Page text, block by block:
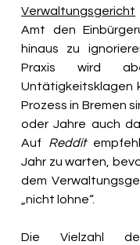
Verwaltungsgericht
Amt den
hinaus zu
Praxis wird
Untätigkeitsklagen
Prozess in Bremen
oder Jahre auch
Auf Reddit
Jahr zu warten,
dem
„nicht lohne“.
Die Vielzahl